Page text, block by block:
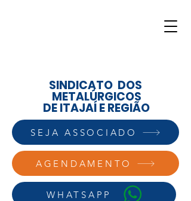
AGENDAMENTO
WHATSAPP
SINDICATO DOS
METALÚRGICOS
DE ITAJAÍ E REGIÃO
SEJA ASSOCIADO